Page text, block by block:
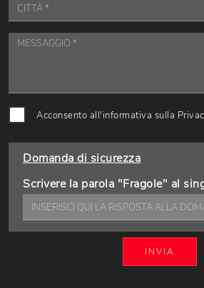
Acconsento all'informativa sulla
Domanda di sicurezza
Scrivere la parola "Fragole" al
INVIA